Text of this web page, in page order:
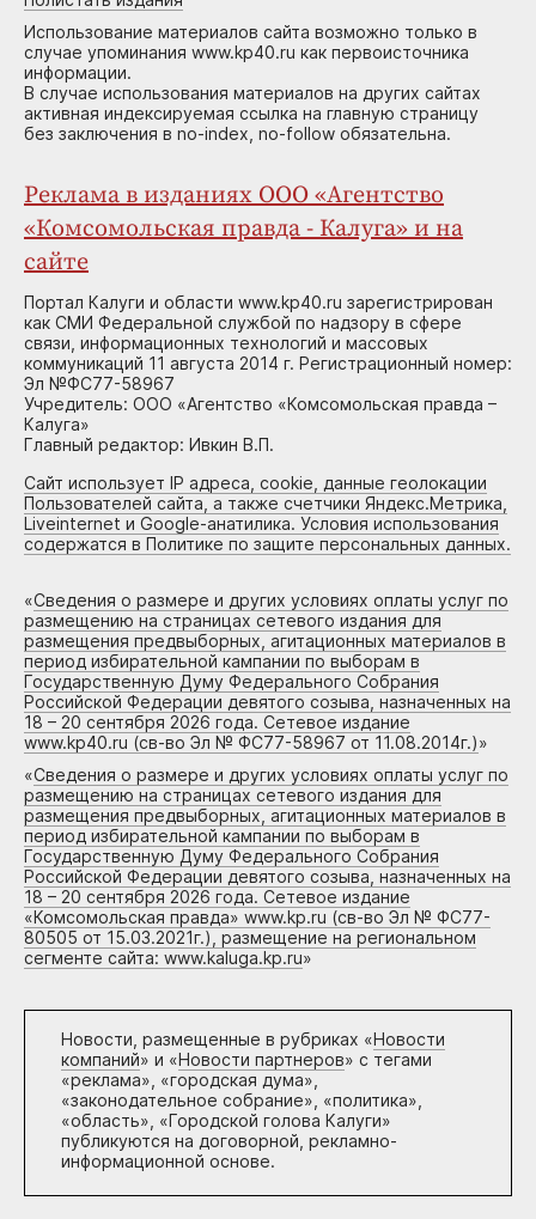
Использование материалов сайта возможно только в
случае упоминания www.kp40.ru как первоисточника
информации.
В случае использования материалов на других сайтах
активная индексируемая ссылка на главную страницу
без заключения в no-index, no-follow обязательна.
Реклама в изданиях ООО «Агентство
«Комсомольская правда - Калуга» и на
сайте
Портал Калуги и области www.kp40.ru зарегистрирован
как СМИ Федеральной службой по надзору в сфере
связи, информационных технологий и массовых
коммуникаций 11 августа 2014 г. Регистрационный номер:
Эл №ФС77-58967
Учредитель: ООО «Агентство «Комсомольская правда –
Калуга»
Главный редактор: Ивкин В.П.
Сайт использует IP адреса, cookie, данные геолокации
Пользователей сайта, а также счетчики Яндекс.Метрика,
Liveinternet и Google-анатилика. Условия использования
содержатся в Политике по защите персональных данных.
«Сведения о размере и других условиях оплаты услуг по
размещению на страницах сетевого издания для
размещения предвыборных, агитационных материалов в
период избирательной кампании по выборам в
Государственную Думу Федерального Собрания
Российской Федерации девятого созыва, назначенных на
18 – 20 сентября 2026 года. Сетевое издание
www.kp40.ru (св-во Эл № ФС77-58967 от 11.08.2014г.)»
«Сведения о размере и других условиях оплаты услуг по
размещению на страницах сетевого издания для
размещения предвыборных, агитационных материалов в
период избирательной кампании по выборам в
Государственную Думу Федерального Собрания
Российской Федерации девятого созыва, назначенных на
18 – 20 сентября 2026 года. Сетевое издание
«Комсомольская правда» www.kp.ru (св-во Эл № ФС77-
80505 от 15.03.2021г.), размещение на региональном
сегменте сайта: www.kaluga.kp.ru»
Новости, размещенные в рубриках «Новости
компаний» и «Новости партнеров» с тегами
«реклама», «городская дума»,
«законодательное собрание», «политика»,
«область», «Городской голова Калуги»
публикуются на договорной, рекламно-
информационной основе.